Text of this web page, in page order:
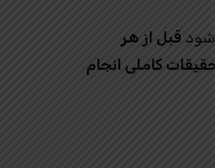
قبل از هر
کاملی انجام